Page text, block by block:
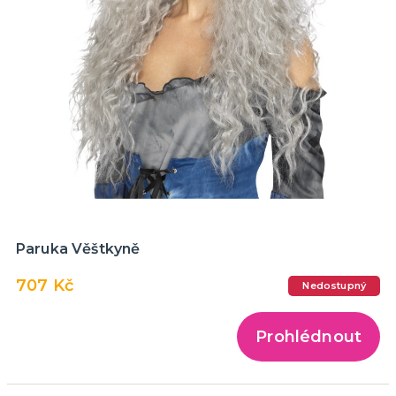
Paruka Věštkyně
707 Kč Nedostupný
Prohlédnout